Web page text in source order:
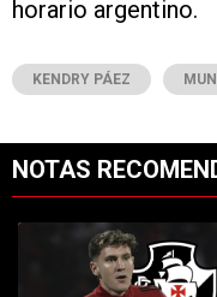
horario argentino.
KENDRY PÁEZ
NOTAS
Un artículo de tendencia